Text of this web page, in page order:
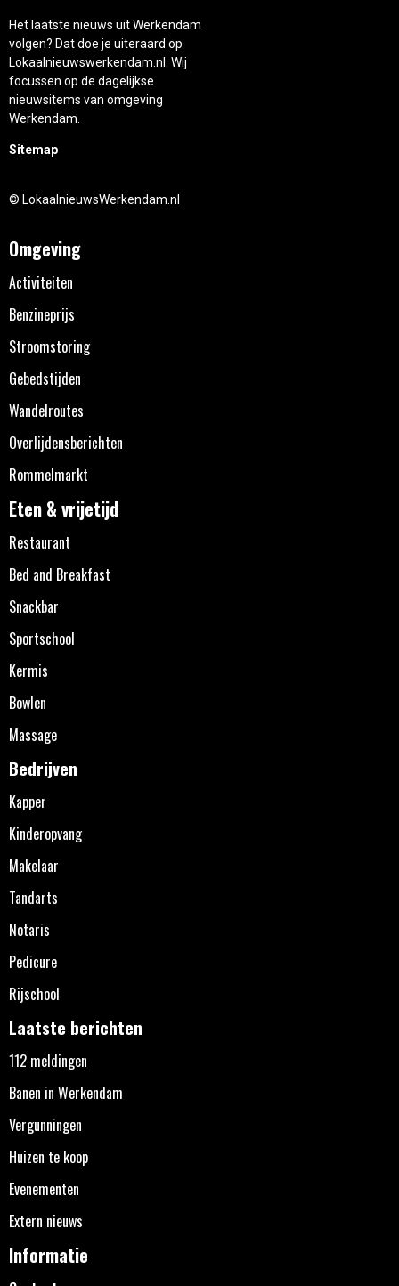
Het laatste nieuws uit Werkendam
volgen? Dat doe je uiteraard op
Lokaalnieuwswerkendam.nl. Wij
focussen op de dagelijkse
nieuwsitems van omgeving
Werkendam.
Sitemap
© LokaalnieuwsWerkendam.nl
Omgeving
Activiteiten
Benzineprijs
Stroomstoring
Gebedstijden
Wandelroutes
Overlijdensberichten
Rommelmarkt
Eten & vrijetijd
Restaurant
Bed and Breakfast
Snackbar
Sportschool
Kermis
Bowlen
Massage
Bedrijven
Kapper
Kinderopvang
Makelaar
Tandarts
Notaris
Pedicure
Rijschool
Laatste berichten
112 meldingen
Banen in Werkendam
Vergunningen
Huizen te koop
Evenementen
Extern nieuws
Informatie